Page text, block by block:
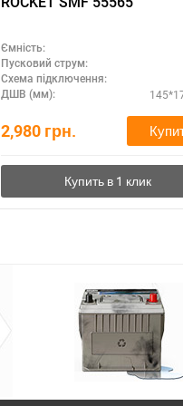
Ємність:
Пусковий струм:
Схема підключення:
ДШВ (мм):
2,980 грн.